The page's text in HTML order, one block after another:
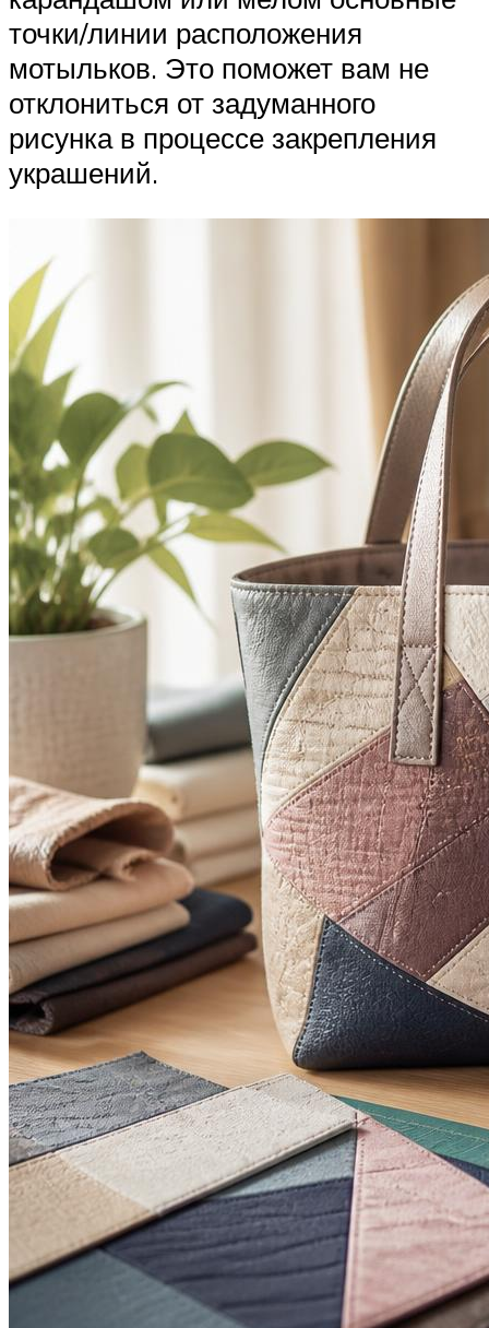
точки/линии расположения
мотыльков. Это поможет вам не
отклониться от задуманного
рисунка в процессе закрепления
украшений.